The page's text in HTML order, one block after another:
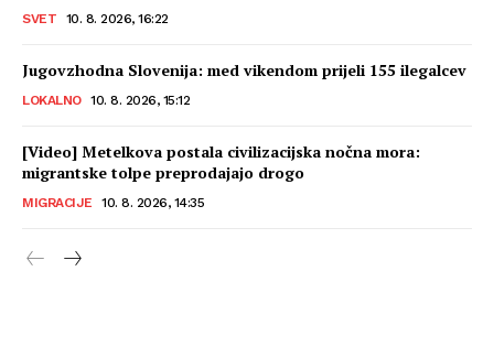
SVET 10. 8. 2026, 16:22
Jugovzhodna Slovenija: med vikendom prijeli 155 ilegalcev
LOKALNO 10. 8. 2026, 15:12
[Video] Metelkova postala civilizacijska nočna mora:
migrantske tolpe preprodajajo drogo
MIGRACIJE 10. 8. 2026, 14:35